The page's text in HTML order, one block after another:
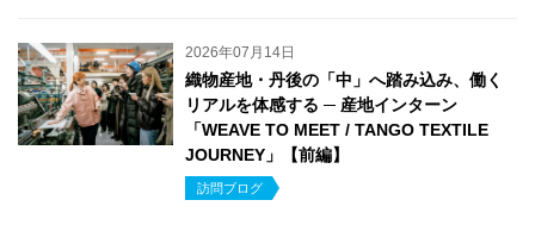
2026年07月14日
織物産地・丹後の「中」へ踏み込み、働く
リアルを体感する ─ 産地インターン
「WEAVE TO MEET / TANGO TEXTILE
JOURNEY」【前編】
訪問ブログ